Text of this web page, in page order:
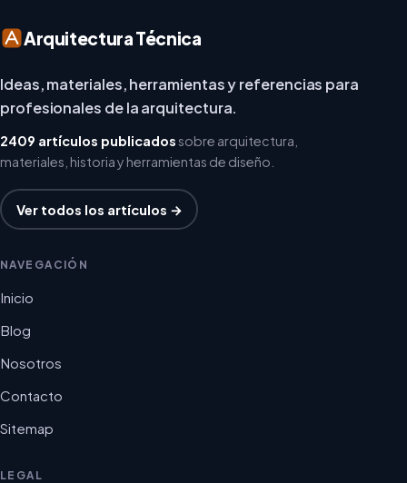
Arquitectura Técnica
Ideas, materiales, herramientas y referencias para
profesionales de la arquitectura.
2409 artículos publicadossobre arquitectura,
materiales, historia y herramientas de diseño.
Ver todos los artículos →
NAVEGACIÓN
Inicio
Blog
Nosotros
Contacto
Sitemap
LEGAL